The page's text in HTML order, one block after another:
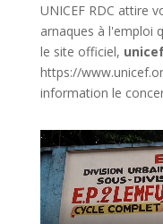
UNICEF RDC attire
arnaques à l'emploi
le site officiel,
https://
information le